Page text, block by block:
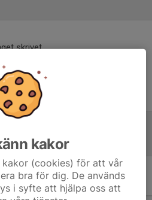
skrivet
M +/-
kakor
kakor (cookies) för att vår
bra för dig. De används
i syfte att hjälpa oss att